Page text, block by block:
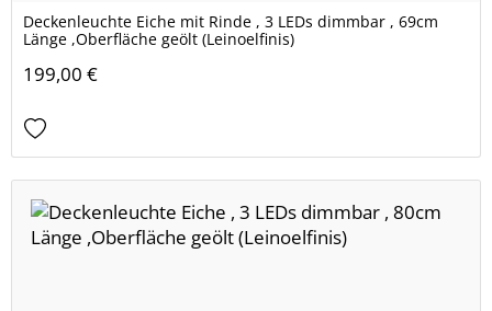
Deckenleuchte Eiche mit Rinde , 3 LEDs dimmbar , 69cm
Länge ,Oberfläche geölt (Leinoelfinis)
199,00 €